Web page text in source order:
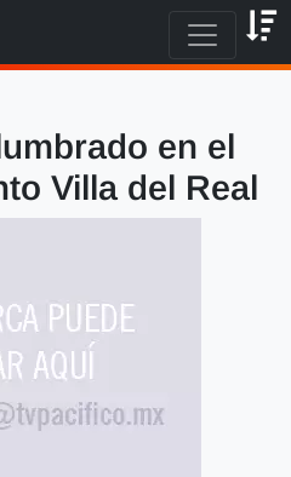
en el
Villa del Real